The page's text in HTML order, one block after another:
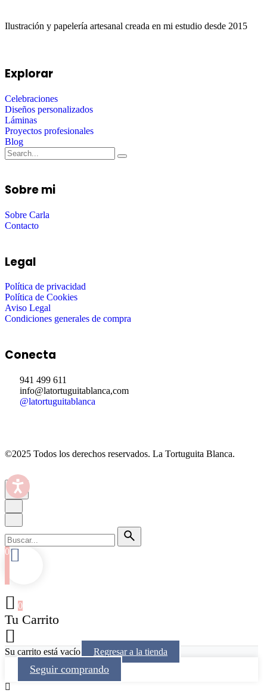
Ilustración y papelería artesanal creada en mi estudio desde 2015
Explorar
Celebraciones
Diseños personalizados
Láminas
Proyectos profesionales
Blog
Sobre mi
Sobre Carla
Contacto
Legal
Política de privacidad
Política de Cookies
Aviso Legal
Condiciones generales de compra
Conecta
941 499 611
info@latortuguitablanca,com
@latortuguitablanca
©2025 Todos los derechos reservados. La Tortuguita Blanca.
0
0
Tu Carrito
Su carrito está vacío Regresar a la tienda
Seguir comprando